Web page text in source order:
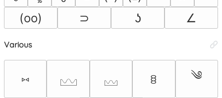
(oo)
⊃ ʖ ∠
Various
⑅ 𓈉 𓈊 ꊞ ༄